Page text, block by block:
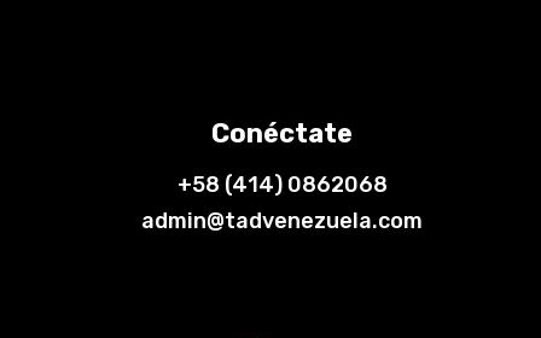
Conéctate
+58 (414) 0862068
admin@tadvenezuela.com